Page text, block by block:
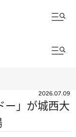
2026.07.09
ー」が城西大